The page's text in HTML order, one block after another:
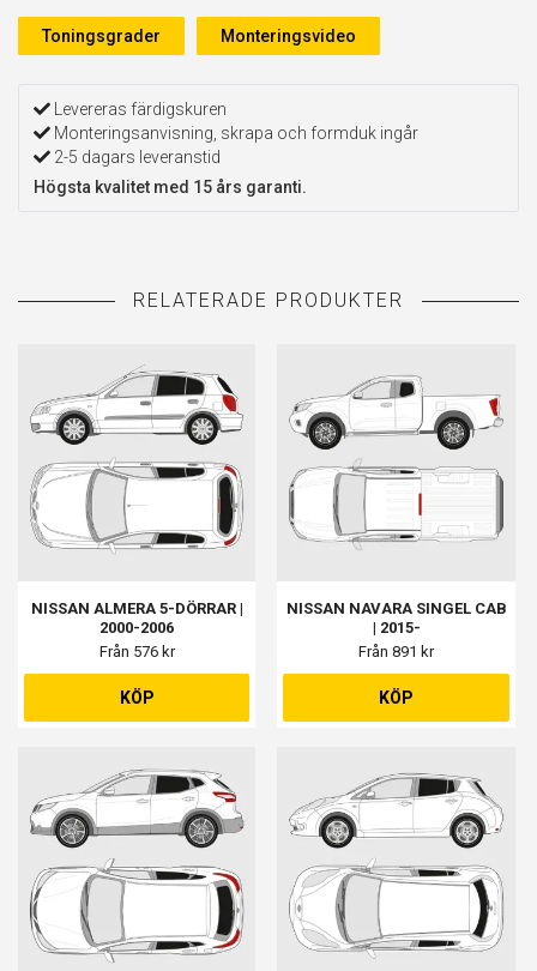
Toningsgrader Monteringsvideo
Levereras färdigskuren
Monteringsanvisning, skrapa och formduk ingår
2-5 dagars leveranstid
Högsta kvalitet med 15 års garanti.
NISSAN ALMERA 5-DÖRRAR |
2000-2006
Från 576 kr
KÖP
NISSAN NAVARA SINGEL CAB
| 2015-
Från 891 kr
KÖP